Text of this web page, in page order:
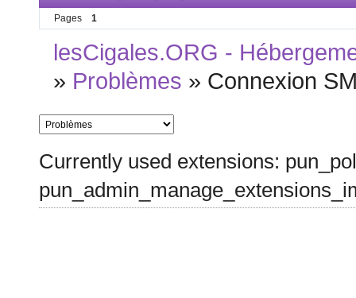
Pages 1
lesCigales.ORG -
» Problèmes » Connexion
Currently used extensions: